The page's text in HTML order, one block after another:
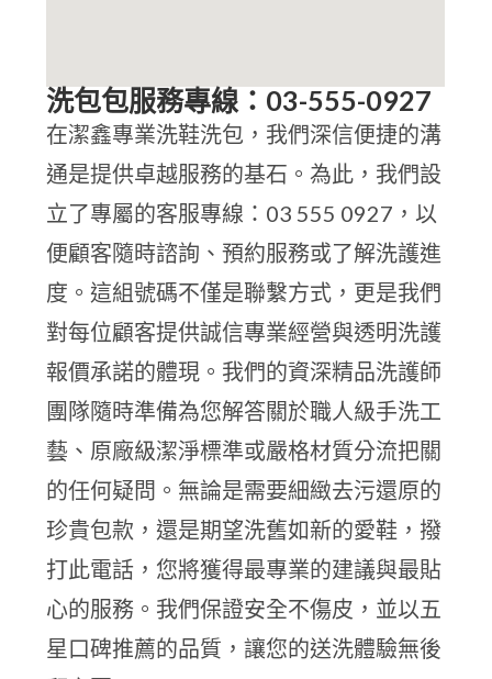
洗包包服務專線：03-555-0927
在潔鑫專業洗鞋洗包，我們深信便捷的溝
通是提供卓越服務的基石。為此，我們設
立了專屬的客服專線：03 555 0927，以
便顧客隨時諮詢、預約服務或了解洗護進
度。這組號碼不僅是聯繫方式，更是我們
對每位顧客提供誠信專業經營與透明洗護
報價承諾的體現。我們的資深精品洗護師
團隊隨時準備為您解答關於職人級手洗工
藝、原廠級潔淨標準或嚴格材質分流把關
的任何疑問。無論是需要細緻去污還原的
珍貴包款，還是期望洗舊如新的愛鞋，撥
打此電話，您將獲得最專業的建議與最貼
心的服務。我們保證安全不傷皮，並以五
星口碑推薦的品質，讓您的送洗體驗無後